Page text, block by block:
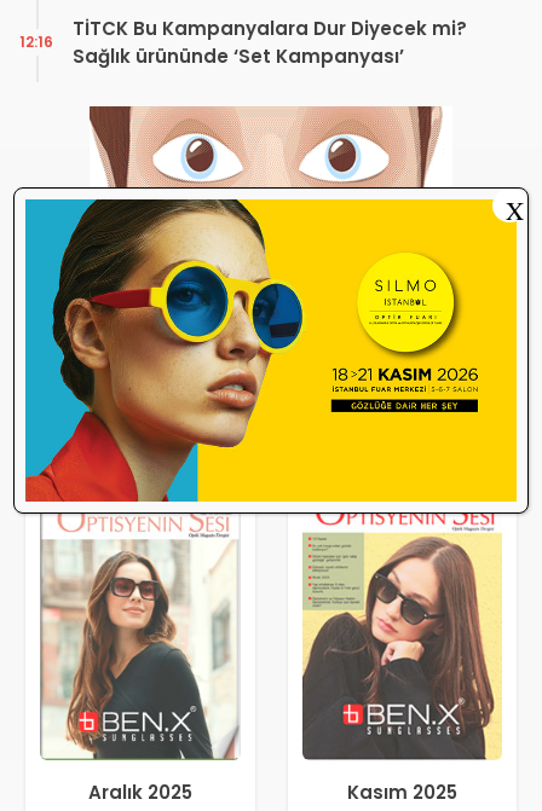
TİTCK Bu Kampanyalara Dur Diyecek mi?
Sağlık ürününde ‘Set Kampanyası’
12:16
Aralık 2025 Kasım 2025
X